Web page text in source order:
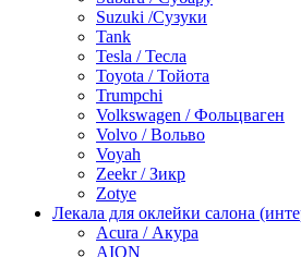
Suzuki /Сузуки
Tank
Tesla / Тесла
Toyota / Тойота
Trumpchi
Volkswagen / Фольцваген
Volvo / Вольво
Voyah
Zeekr / Зикр
Zotye
Лекала для оклейки салона
Acura / Акура
AION